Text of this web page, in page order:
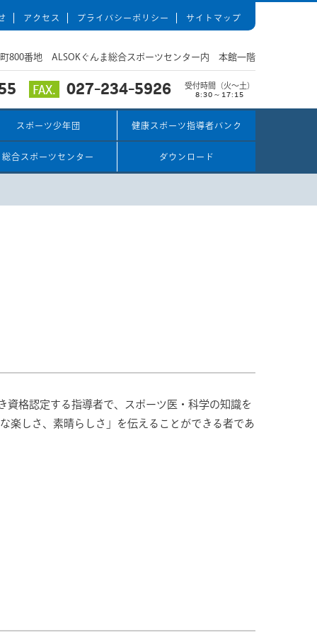
アクセス プライバシーポリシー サイトマップ
800番地 ALSOKぐんま総合スポーツセンター内 本館一階
FAX. 027-234-5926 受付時間（火～土）
8:30～17:15
スポーツ少年団 健康スポーツ指導者バンク
総合スポーツセンター ダウンロード
資格認定する指導者で、スポーツ医・科学の知識を
楽しさ、素晴らしさ」を伝えることができる者であ